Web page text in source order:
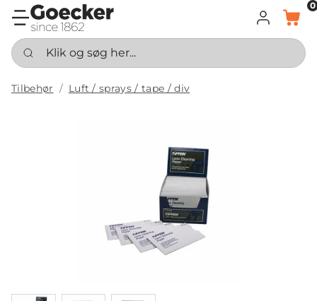
LOG INDKURV
0
Klik og søg her...
Tilbehør Luft / sprays / tape / div